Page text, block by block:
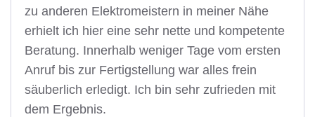
zu anderen Elektromeistern in meiner Nähe
erhielt ich hier eine sehr nette und kompetente
Beratung. Innerhalb weniger Tage vom ersten
Anruf bis zur Fertigstellung war alles frein
säuberlich erledigt. Ich bin sehr zufrieden mit
dem Ergebnis.